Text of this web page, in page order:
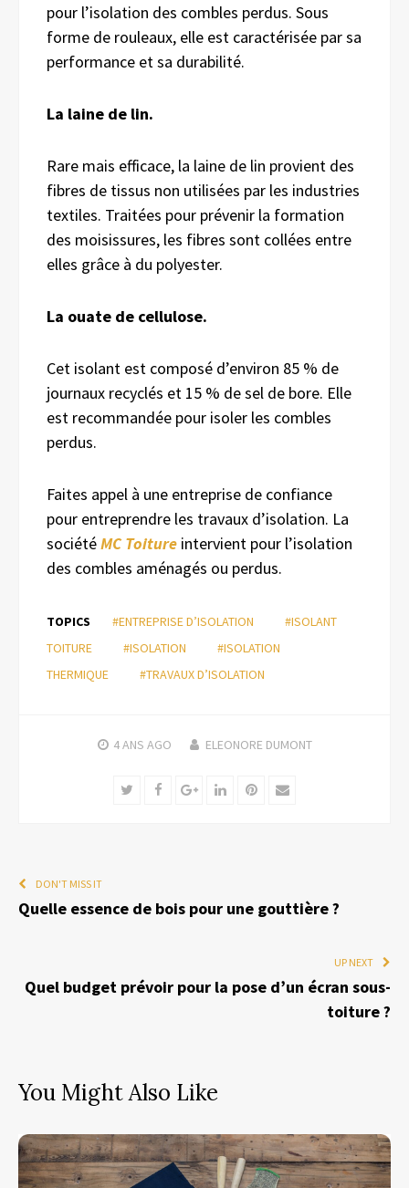
pour l’isolation des combles perdus. Sous
forme de rouleaux, elle est caractérisée par sa
performance et sa durabilité.
La laine de lin.
Rare mais efficace, la laine de lin provient des
fibres de tissus non utilisées par les industries
textiles. Traitées pour prévenir la formation
des moisissures, les fibres sont collées entre
elles grâce à du polyester.
La ouate de cellulose.
Cet isolant est composé d’environ 85 % de
journaux recyclés et 15 % de sel de bore. Elle
est recommandée pour isoler les combles
perdus.
Faites appel à une entreprise de confiance
pour entreprendre les travaux d’isolation. La
sociétéMC Toiture intervient pour l’isolation
des combles aménagés ou perdus.
TOPICS #ENTREPRISE D’ISOLATION
#ISOLANT
TOITURE
#ISOLATION
#ISOLATION
THERMIQUE
#TRAVAUX D’ISOLATION
4 ANS AGO ELEONORE DUMONT
TwitterFacebookGoogle+LinkedInPinterest
Email
DON'T MISS IT
Quelle essence de bois pour une gouttière ?
UP NEXT
Quel budget prévoir pour la pose d’un écran sous-
toiture ?
You Might Also Like